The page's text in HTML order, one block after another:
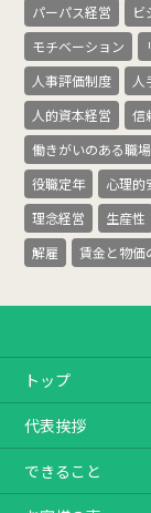
パーパス経営
ビ
モチベーション
人事評価制度
人
人的資本経営
信
働きがいのある職
役職定年
心理的
理念経営
生産性
解雇
賃金と物価
トップ
代表挨拶
できること